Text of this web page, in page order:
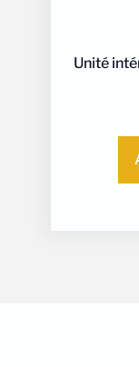
Unité